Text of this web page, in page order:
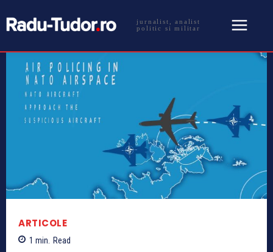
jurnalist, analist
politic si militar
ARTICOLE
1 min. Read